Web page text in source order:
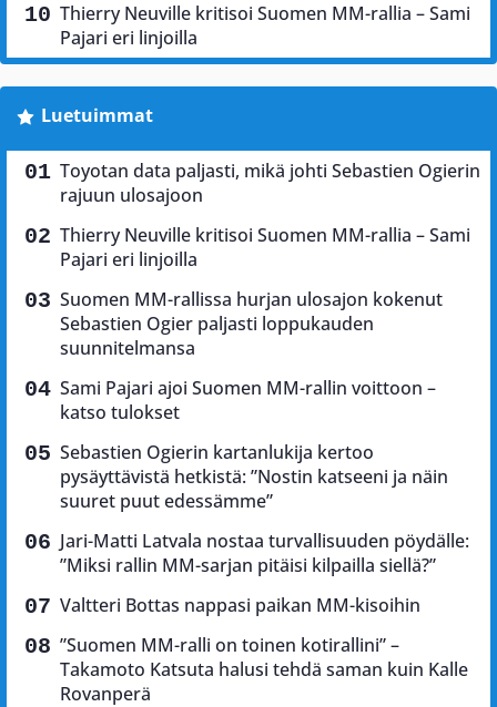
Thierry Neuville kritisoi Suomen MM-rallia – Sami
Pajari eri linjoilla
Luetuimmat
Toyotan data paljasti, mikä johti Sebastien Ogierin
rajuun ulosajoon
Thierry Neuville kritisoi Suomen MM-rallia – Sami
Pajari eri linjoilla
Suomen MM-rallissa hurjan ulosajon kokenut
Sebastien Ogier paljasti loppukauden
suunnitelmansa
Sami Pajari ajoi Suomen MM-rallin voittoon –
katso tulokset
Sebastien Ogierin kartanlukija kertoo
pysäyttävistä hetkistä: ”Nostin katseeni ja näin
suuret puut edessämme”
Jari-Matti Latvala nostaa turvallisuuden pöydälle:
”Miksi rallin MM-sarjan pitäisi kilpailla siellä?”
Valtteri Bottas nappasi paikan MM-kisoihin
”Suomen MM-ralli on toinen kotirallini” –
Takamoto Katsuta halusi tehdä saman kuin Kalle
Rovanperä